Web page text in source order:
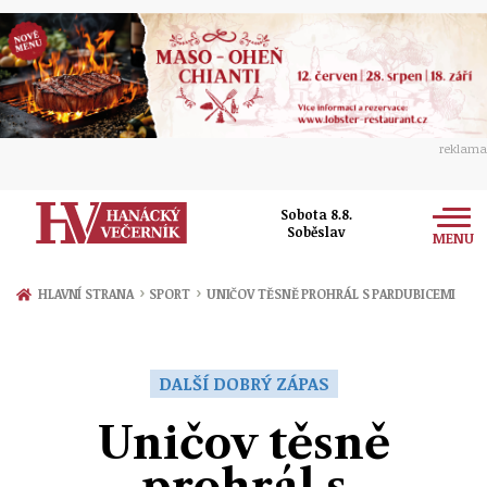
reklama
Sobota 8.8.
Soběslav
MENU
Zprávy
Ekonomika
Společnost
HLAVNÍ STRANA › SPORT › UNIČOV TĚSNĚ PROHRÁL S PARDUBICEMI
DALŠÍ DOBRÝ ZÁPAS
Uničov těsně